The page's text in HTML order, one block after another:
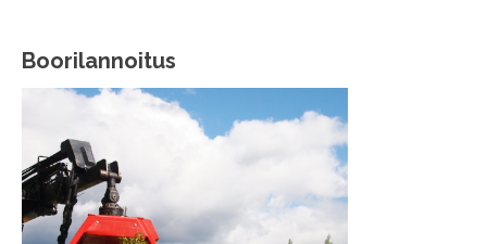
Boorilannoitus